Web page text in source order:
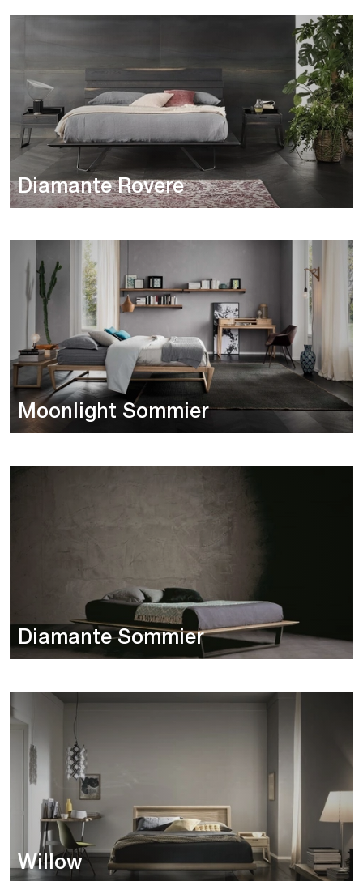
Diamante Rovere
Moonlight Sommier
Diamante Sommier
Willow